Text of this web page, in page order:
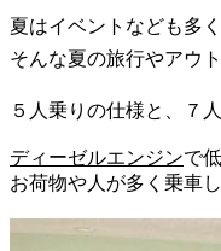
夏はイベントなども多
そんな夏の旅行やアウ
５人乗りの仕様と、７
ディーゼルエンジンで
お荷物や人が多く乗車